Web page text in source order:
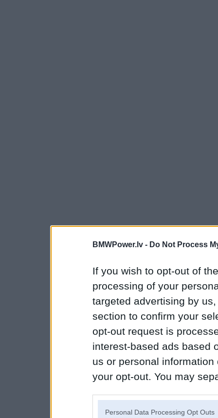
BMWPower.lv - Do Not Process
If you wish to opt-out of
processing of your
targeted advertising by
section to confirm your
opt-out request is
interest-based ads based
us or personal
your opt-out. You may
Personal Data Processing Opt Outs